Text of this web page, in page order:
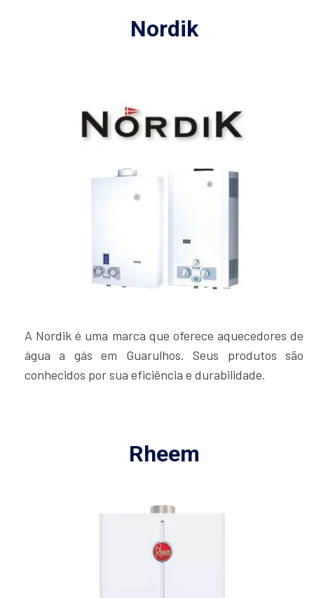
Nordik
A Nordik é uma marca que oferece aquecedores de
água a gás em Guarulhos. Seus produtos são
conhecidos por sua eficiência e durabilidade.
Rheem